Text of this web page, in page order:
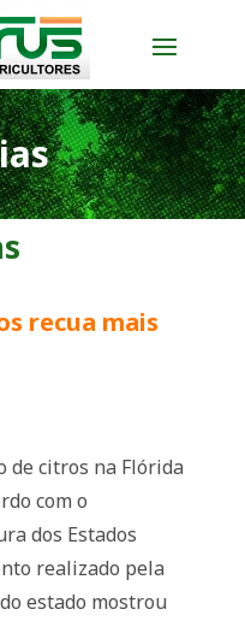
recua mais
de citros na Flórida
com o
dos Estados
realizado pela
estado mostrou